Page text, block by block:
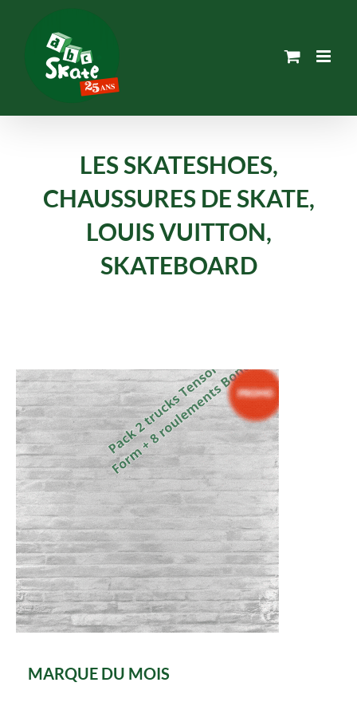
LES SKATESHOES,
CHAUSSURES DE SKATE,
LOUIS VUITTON,
SKATEBOARD
MARQUE DU MOIS